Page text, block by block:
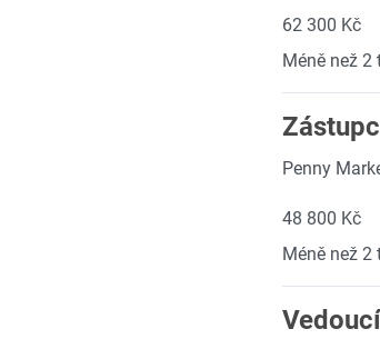
62 300 Kč
Méně než 2
Penny
48 800 Kč
Méně než 2